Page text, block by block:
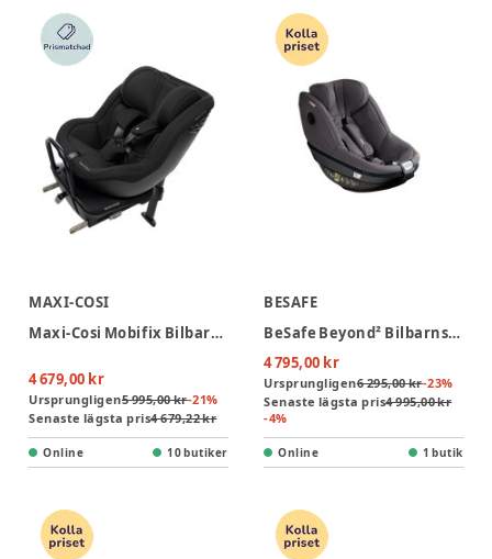
MAXI-COSI
Maxi-Cosi Mobifix Bilbarnstol - Authentic Black
4 679,00 kr
Ursprungligen5 995,00 kr-21%
Senaste lägsta pris4 679,22 kr
Online 10 butiker
BESAFE
BeSafe Beyond² Bilbarnstol - Dark Grey Mélange
4 795,00 kr
Ursprungligen6 295,00 kr-23%
Senaste lägsta pris4 995,00 kr
-4%
Online 1 butik